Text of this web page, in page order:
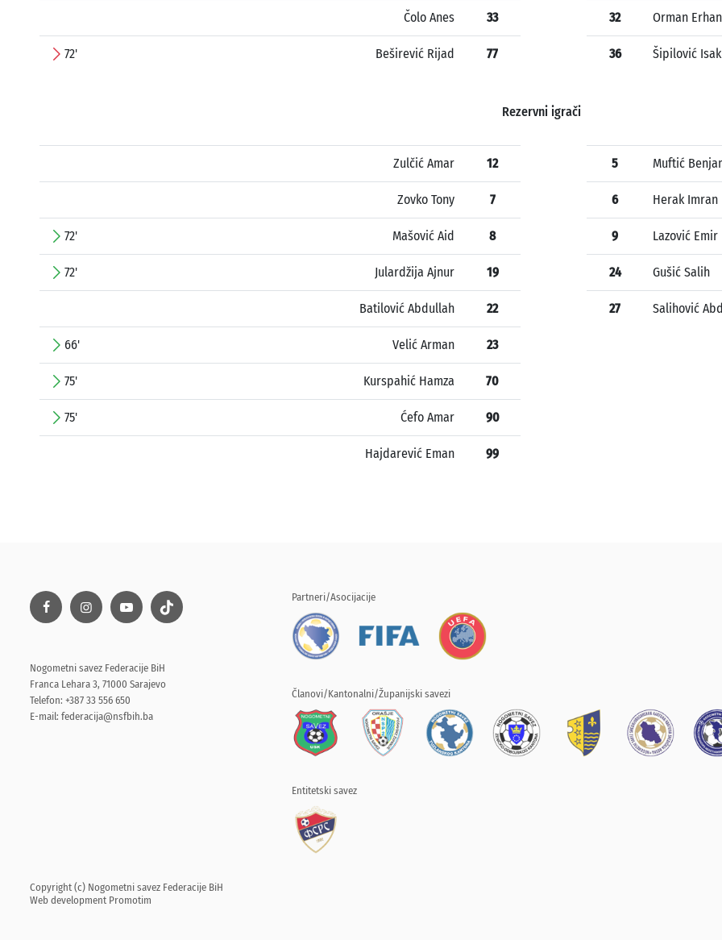
Čolo Anes 33
72' Beširević Rijad 77
32 Orman Erhan
36 Šipilović Isak
Rezervni igrači
Zulčić Amar 12
Zovko Tony 7
72' Mašović Aid 8
72' Julardžija Ajnur 19
Batilović Abdullah 22
66' Velić Arman 23
75' Kurspahić Hamza 70
75' Ćefo Amar 90
Hajdarević Eman 99
5 Muftić
6 Herak Imran
9 Lazović Emir
24 Gušić Salih
27 Salihović
Nogometni savez Federacije BiH
Franca Lehara 3, 71000 Sarajevo
Telefon: +387 33 556 650
E-mail: federacija@nsfbih.ba
Partneri/Asocijacije
Članovi/Kantonalni/Županijski savezi
Entitetski savez
Copyright (c) Nogometni savez Federacije BiH
Web development Promotim